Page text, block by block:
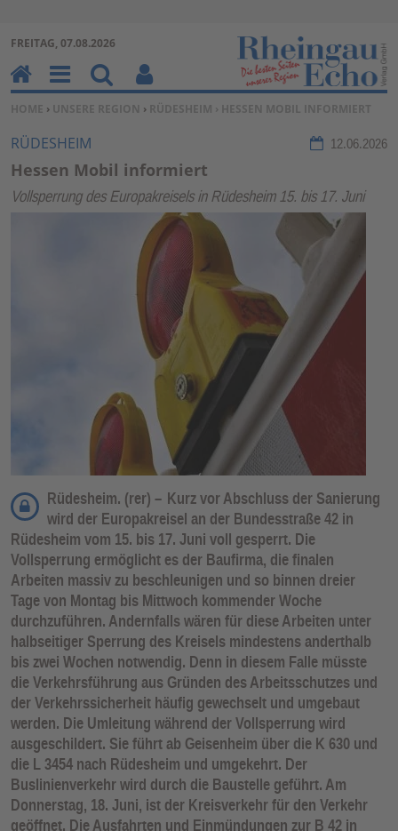
Zum Inhalt springen ↓
FREITAG, 07.08.2026
SIE BEFINDEN SICH HIER:
HOME › UNSERE REGION › RÜDESHEIM › HESSEN MOBIL INFORMIERT
RÜDESHEIM 12.06.2026
Hessen Mobil informiert
Vollsperrung des Europakreisels in Rüdesheim 15. bis 17. Juni
Rüdesheim. (rer) – Kurz vor Abschluss der Sanierung
wird der Europakreisel an der Bundesstraße 42 in
Rüdesheim vom 15. bis 17. Juni voll gesperrt. Die
Vollsperrung ermöglicht es der Baufirma, die finalen
Arbeiten massiv zu beschleunigen und so binnen dreier
Tage von Montag bis Mittwoch kommender Woche
durchzuführen. Andernfalls wären für diese Arbeiten unter
halbseitiger Sperrung des Kreisels mindestens anderthalb
bis zwei Wochen notwendig. Denn in diesem Falle müsste
die Verkehrsführung aus Gründen des Arbeitsschutzes und
der Verkehrssicherheit häufig gewechselt und umgebaut
werden. Die Umleitung während der Vollsperrung wird
ausgeschildert. Sie führt ab Geisenheim über die K 630 und
die L 3454 nach Rüdesheim und umgekehrt. Der
Buslinienverkehr wird durch die Baustelle geführt. Am
Donnerstag, 18. Juni, ist der Kreisverkehr für den Verkehr
geöffnet. Die Ausfahrten und Einmündungen zur B 42 in
H
o
m
e
M
en
u
Su
ch
en
Be
nu
erf
un
kti
on
en